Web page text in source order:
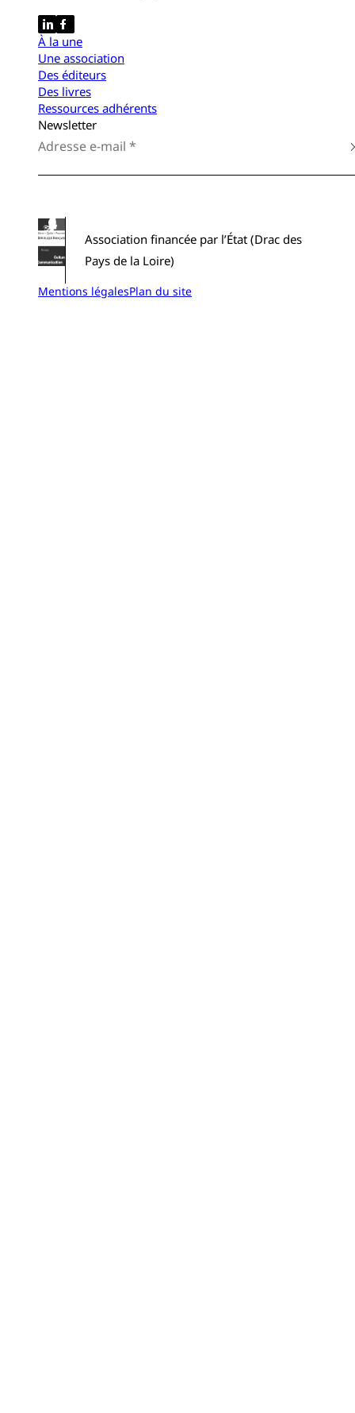
À la une
Une association
Des éditeurs
Des livres
Ressources adhérents
Newsletter
Association financée par l’État (Drac des
Pays de la Loire)
Mentions légalesPlan du site